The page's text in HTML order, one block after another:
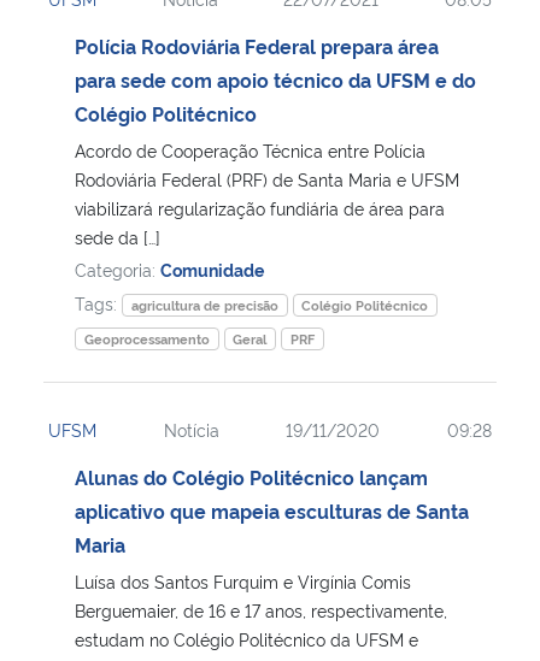
Polícia Rodoviária Federal prepara área
para sede com apoio técnico da UFSM e do
Colégio Politécnico
Acordo de Cooperação Técnica entre Polícia
Rodoviária Federal (PRF) de Santa Maria e UFSM
viabilizará regularização fundiária de área para
sede da […]
Categoria: Comunidade
Tags:
agricultura de precisão
Colégio Politécnico
Geoprocessamento
Geral PRF
UFSM Notícia 19/11/2020 09:28
Alunas do Colégio Politécnico lançam
aplicativo que mapeia esculturas de Santa
Maria
Luísa dos Santos Furquim e Virgínia Comis
Berguemaier, de 16 e 17 anos, respectivamente,
estudam no Colégio Politécnico da UFSM e